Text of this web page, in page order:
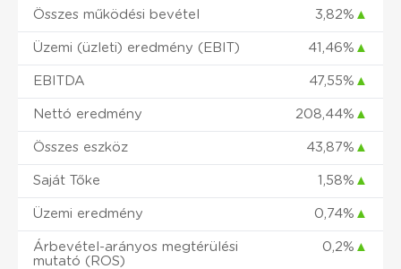
Összes működési bevétel 3,82% ▲
Üzemi (üzleti) eredmény (EBIT) 41,46% ▲
EBITDA 47,55% ▲
Nettó eredmény 208,44% ▲
Összes eszköz 43,87% ▲
Saját Tőke 1,58% ▲
Üzemi eredmény 0,74% ▲
Árbevétel-arányos megtérülési
mutató (ROS)
0,2% ▲